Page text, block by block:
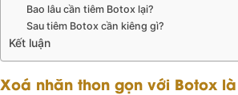
Bao lâu cần tiêm Botox lại?
Sau tiêm Botox cần kiêng gì?
Kết luận
Xoá nhăn thon gọn với Botox